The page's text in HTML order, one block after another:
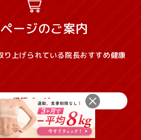
ージのご案内
り上げられている院長おすすめ健康
通販ページ